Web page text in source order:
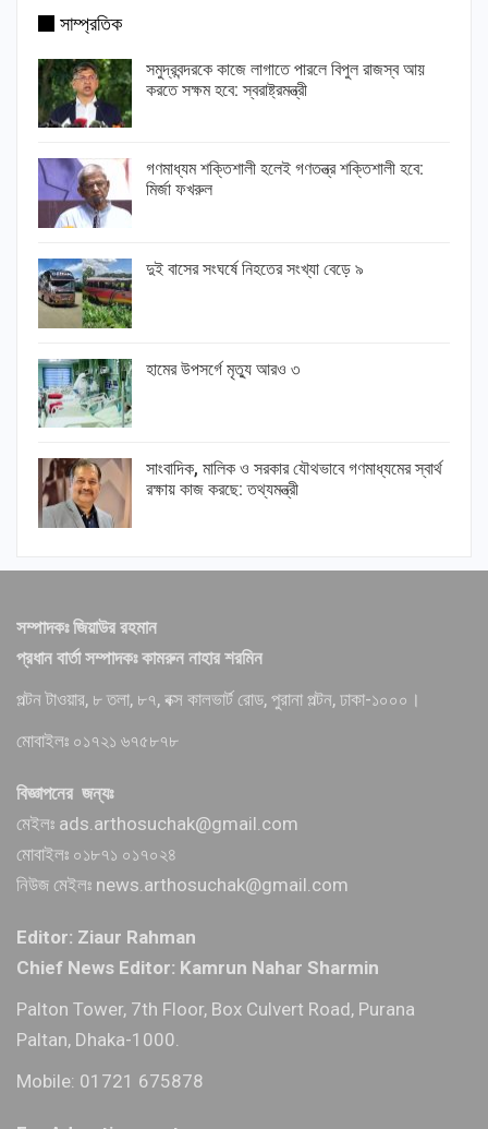
সাম্প্রতিক
সমুদ্রবন্দরকে কাজে লাগাতে পারলে বিপুল রাজস্ব আয়
করতে সক্ষম হবে: স্বরাষ্ট্রমন্ত্রী
গণমাধ্যম শক্তিশালী হলেই গণতন্ত্র শক্তিশালী হবে:
মির্জা ফখরুল
দুই বাসের সংঘর্ষে নিহতের সংখ্যা বেড়ে ৯
হামের উপসর্গে মৃত্যু আরও ৩
সাংবাদিক, মালিক ও সরকার যৌথভাবে গণমাধ্যমের স্বার্থ
রক্ষায় কাজ করছে: তথ্যমন্ত্রী
সম্পাদকঃ জিয়াউর রহমান
প্রধান বার্তা সম্পাদকঃ কামরুন নাহার শরমিন
পল্টন টাওয়ার, ৮ তলা, ৮৭, বক্স কালভার্ট রোড, পুরানা পল্টন, ঢাকা-১০০০।
মোবাইলঃ ০১৭২১ ৬৭৫৮৭৮
বিজ্ঞাপনের জন্যঃ
মেইলঃ ads.arthosuchak@gmail.com
মোবাইলঃ ০১৮৭১ ০১৭০২৪
নিউজ মেইলঃ news.arthosuchak@gmail.com
Editor: Ziaur Rahman
Chief News Editor: Kamrun Nahar Sharmin
Palton Tower, 7th Floor, Box Culvert Road, Purana
Paltan, Dhaka-1000.
Mobile: 01721 675878